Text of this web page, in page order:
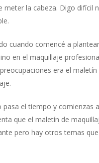
meter la cabeza. Digo difícil
cuando comencé a
en el maquillaje
era el maletín
pasa el tiempo y comienzas
que el maletín de
pero hay otros temas